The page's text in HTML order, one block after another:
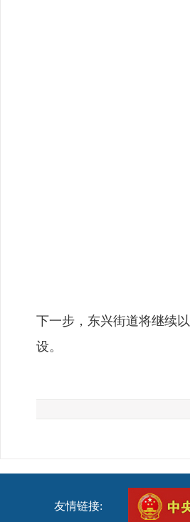
下一步，东兴街道将继续
设。
友情链接: